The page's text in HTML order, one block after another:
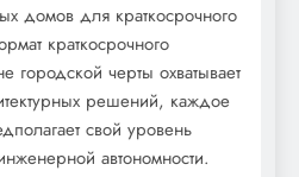
звезды футбола.
домов для краткосрочного
краткосрочного
городской черты охватывает
решений, каждое
свой уровень
автономности.